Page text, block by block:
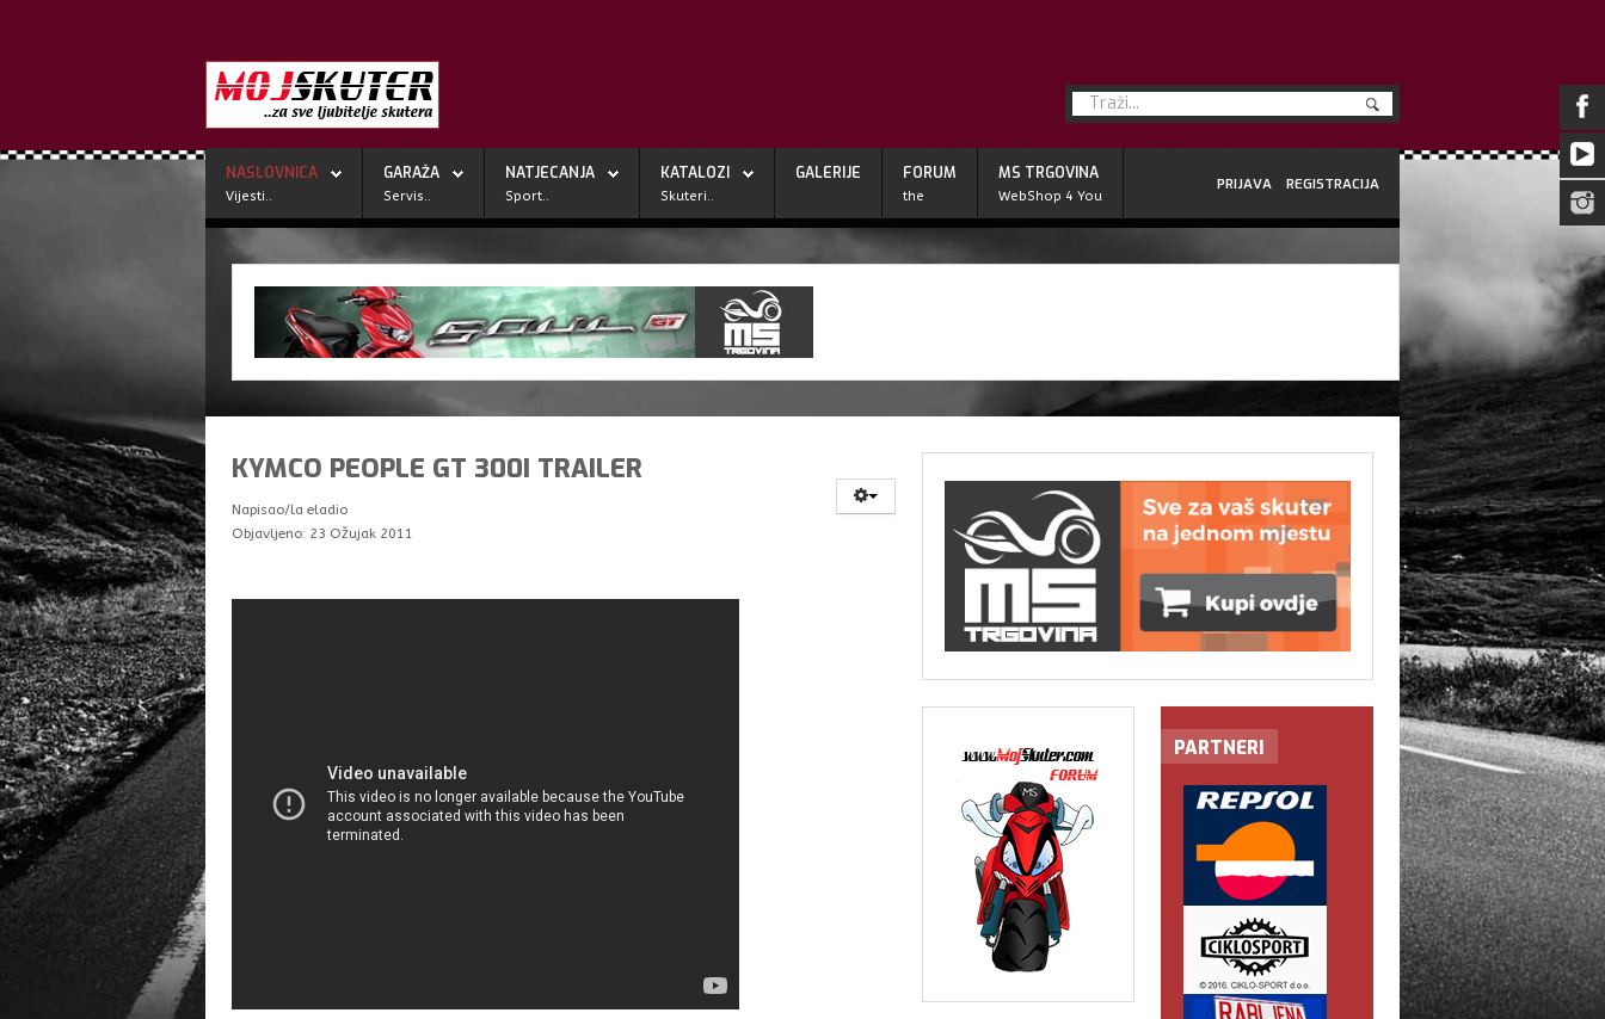
NASLOVNICA
Vijesti..
GARAŽA
Servis..
NATJECANJA
Sport..
KATALOZI
Skuteri..
GALERIJE FORUM
the
MS TRGOVINA
WebShop 4 You
REGISTRACIJA
PRIJAVA
KYMCO PEOPLE GT 300I TRAILER
Napisao/la eladio
Objavljeno: 23 Ožujak 2011
PARTNERI